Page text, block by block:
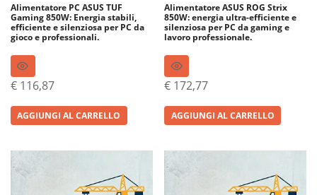
Alimentatore PC ASUS TUF
Gaming 850W: Energia stabili,
efficiente e silenziosa per PC da
gioco e professionali.
€ 116,87
AGGIUNGI AL CARRELLO
Alimentatore ASUS ROG Strix
850W: energia ultra-efficiente e
silenziosa per PC da gaming e
lavoro professionale.
€ 172,77
AGGIUNGI AL CARRELLO